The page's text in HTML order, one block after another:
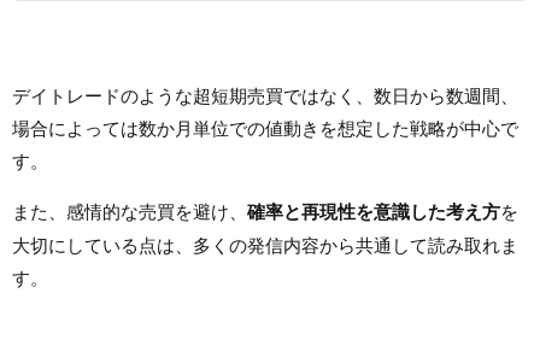
デイトレードのような超短期売買ではなく、数日から数週間、
場合によっては数か月単位での値動きを想定した戦略が中心で
す。
また、感情的な売買を避け、 確率と再現性を意識した考え方を
大切にしている点は、多くの発信内容から共通して読み取れま
す。